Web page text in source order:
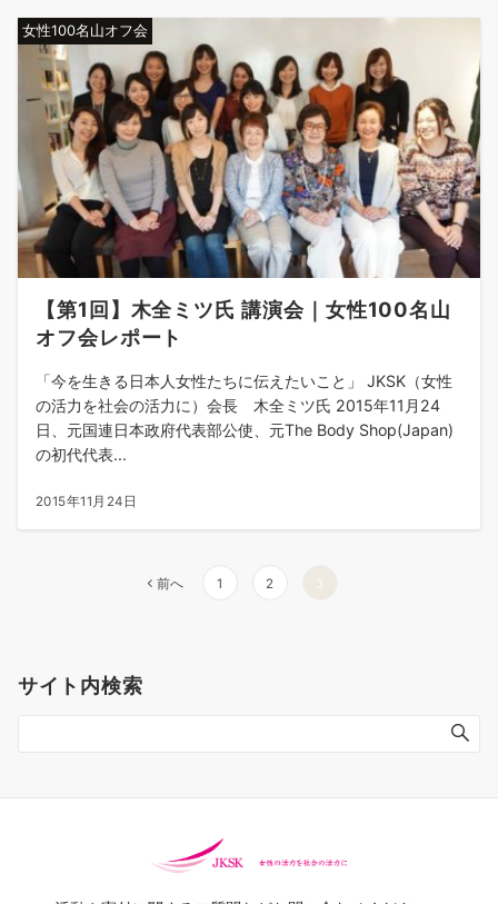
女性100名山オフ会
【第1回】木全ミツ氏 講演会｜女性100名山
オフ会レポート
「今を生きる日本人女性たちに伝えたいこと」 JKSK（女性
の活力を社会の活力に）会長 木全ミツ氏 2015年11月24
日、元国連日本政府代表部公使、元The Body Shop(Japan)
の初代代表...
2015年11月24日
ー
ジ
前へ 1 2 3
サイト内検索